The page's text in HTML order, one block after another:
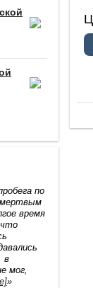
по
мертвым
время
в
мог,
»